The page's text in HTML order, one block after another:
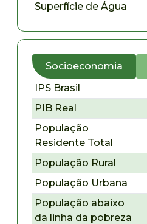
Superfície de Água
Socioeconomia
IPS Brasil
PIB Real
População
Residente Total
População Rural
População Urbana
População abaixo
da linha da pobreza